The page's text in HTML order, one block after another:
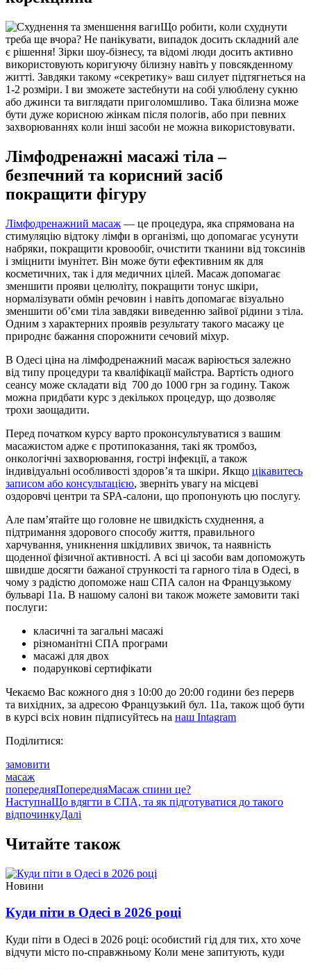
Що робити, коли схуднути
треба ще вчора? Не панікувати, випадок досить складний але
є рішення! Зірки шоу-бізнесу, та відомі люди досить активно
використовують коригуючу білизну навіть у повсякденному
житті. Завдяки такому «секретику» ваш силует підтягнеться на
1-2 розміри. І ви зможете застебнути на собі улюблену сукню
або джинси та виглядати приголомшливо. Така білизна може
бути дуже корисною жінкам після пологів, або при певних
захворюваннях коли інші засоби не можна використовувати.
Лімфодренажні масажі тіла –
безпечний та корисний засіб
покращити фігуру
Лімфодренажний масаж — це процедура, яка спрямована на
стимуляцію відтоку лімфи в організмі, що допомагає усунути
набряки, покращити кровообіг, очистити тканини від токсинів
і зміцнити імунітет. Він може бути ефективним як для
косметичних, так і для медичних цілей. Масаж допомагає
зменшити прояви целюліту, покращити тонус шкіри,
нормалізувати обмін речовин і навіть допомагає візуально
зменшити об’єми тіла завдяки виведенню зайвої рідини з тіла.
Одним з характерних проявів результату такого масажу це
природнє бажання спорожнити сечовий міхур.
В Одесі ціна на лімфодренажний масаж варіюється залежно
від типу процедури та кваліфікації майстра. Вартість одного
сеансу може складати від 700 до 1000 грн за годину. Також
можна придбати курс з декількох процедур, що дозволяє
трохи заощадити.
Перед початком курсу варто проконсультуватися з вашим
масажистом адже є протипоказання, такі як тромбоз,
онкологічні захворювання, гострі інфекції, а також
індивідуальні особливості здоров’я та шкіри. Якщо цікавитесь
записом або консультацією, зверніть увагу на місцеві
оздоровчі центри та SPA-салони, що пропонують цю послугу.
Але пам’ятайте що головне не швидкість схуднення, а
підтримання здорового способу життя, правильного
харчування, уникнення шкідливих звичок, та наявність
щоденної фізичної активності. А всі ці засоби вам допоможуть
швидше досягти бажаної стрункості та гарного тіла в Одесі, в
чому з радістю допоможе наш СПА салон на Французькому
бульварі 11а. В нашому салоні ви також можете замовити такі
послуги:
класичні та загальні масажі
різноманітні СПА програми
масажі для двох
подарункові сертифікати
Чекаємо Вас кожного дня з 10:00 до 20:00 години без перерв
та вихідних, за адресою Французький бул. 11а, також щоб бути
в курсі всіх новин підписуйтесь на наш Intagram
Поділитися:
замовити
масаж
попередняПопередняМасаж спини це?
НаступнаЩо вдягти в СПА, та як підготуватися до такого
відпочинкуДалі
Читайте також
Новини
Куди піти в Одесі в 2026 році
Куди піти в Одесі в 2026 році: особистий гід для тих, хто хоче
відчути місто по-справжньому Коли мене запитують, куди